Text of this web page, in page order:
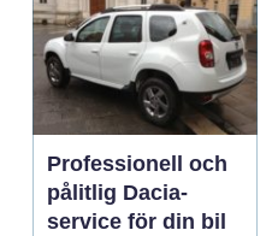
Professionell och
pålitlig Dacia-
service för din bil